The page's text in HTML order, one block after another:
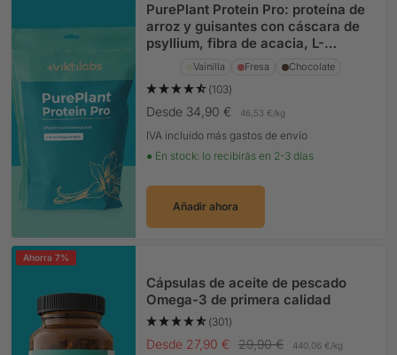
PurePlant Protein Pro: proteína de
arroz y guisantes con cáscara de
psyllium, fibra de acacia, L-
glutamina y enzimas
Vainilla Fresa Chocolate
(103)
Precio Oferta
Desde 34,90 € 46,53 €/kg
IVA incluido más gastos de envío
● En stock: lo recibirás en 2-3 días
Añadir ahora
Ahorra 7%
Cápsulas de aceite de pescado
Omega-3 de primera calidad
(301)
Precio Oferta
Desde 27,90 € Precio normal
29,90 € 440,06 €/kg